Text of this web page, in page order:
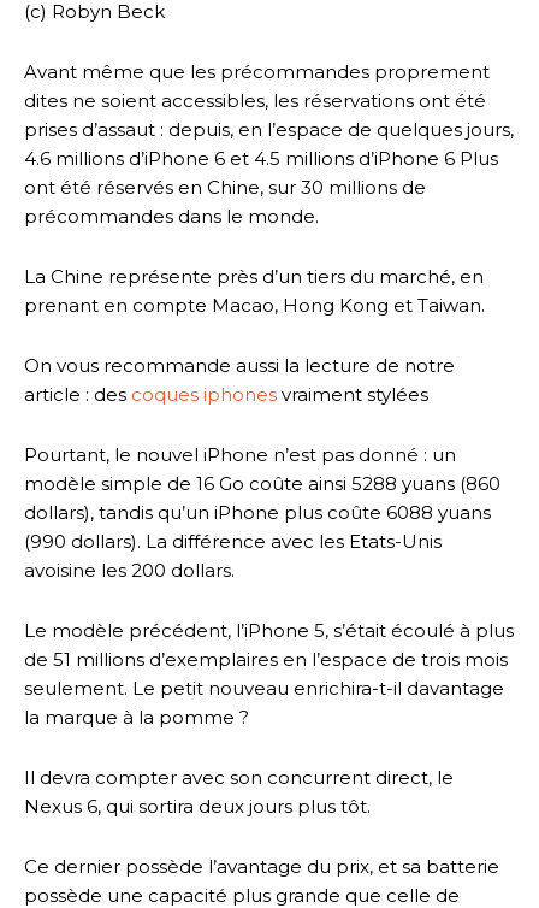
(c) Robyn Beck
Avant même que les précommandes proprement
dites ne soient accessibles, les réservations ont été
prises d’assaut : depuis, en l’espace de quelques jours,
4.6 millions d’iPhone 6 et 4.5 millions d’iPhone 6 Plus
ont été réservés en Chine, sur 30 millions de
précommandes dans le monde.
La Chine représente près d’un tiers du marché, en
prenant en compte Macao, Hong Kong et Taiwan.
On vous recommande aussi la lecture de notre
article : des coques iphones vraiment stylées
Pourtant, le nouvel iPhone n’est pas donné : un
modèle simple de 16 Go coûte ainsi 5288 yuans (860
dollars), tandis qu’un iPhone plus coûte 6088 yuans
(990 dollars). La différence avec les Etats-Unis
avoisine les 200 dollars.
Le modèle précédent, l’iPhone 5, s’était écoulé à plus
de 51 millions d’exemplaires en l’espace de trois mois
seulement. Le petit nouveau enrichira-t-il davantage
la marque à la pomme ?
Il devra compter avec son concurrent direct, le
Nexus 6, qui sortira deux jours plus tôt.
Ce dernier possède l’avantage du prix, et sa batterie
possède une capacité plus grande que celle de